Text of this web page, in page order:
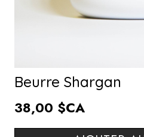
Beurre Shargan
38,00 $CA